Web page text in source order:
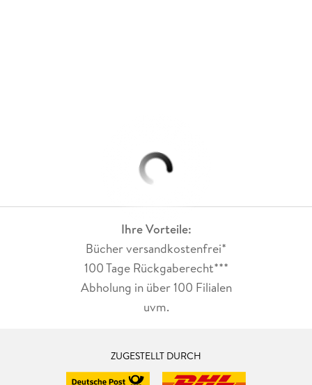
Ihre Vorteile:
Bücher versandkostenfrei*
100 Tage Rückgaberecht***
Abholung in über 100 Filialen
uvm.
ZUGESTELLT DURCH